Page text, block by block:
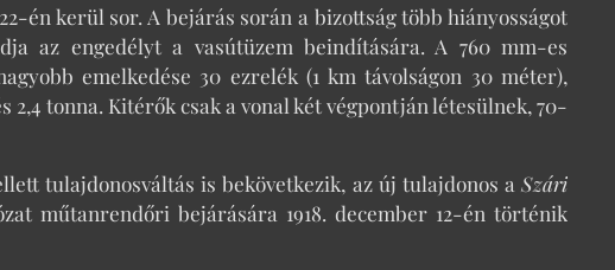
én kerül sor. A bejárás során a bizottság több hiányosságot
az engedélyt a vasútüzem beindítására. A 760 mm-es
emelkedése 30 ezrelék (1 km távolságon 30 méter),
tonna. Kitérők csak a vonal két végpontján létesülnek, 70-
tulajdonosváltás is bekövetkezik, az új tulajdonos a Szári
műtanrendőri bejárására 1918. december 12-én történik